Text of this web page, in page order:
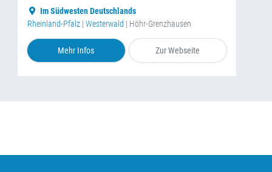
Im Südwesten Deutschlands
Rheinland-Pfalz | Westerwald | Höhr-Grenzhausen
Mehr Infos Zur Webseite